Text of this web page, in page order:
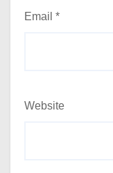
Email *
Website